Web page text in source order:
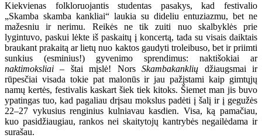
Kiekvienas folkloruojantis studentas pasakys, kad festivalio
„Skamba skamba kankliai“ laukia su dideliu entuziazmu, bet ne
mažesniu ir nerimu. Reikės ne tik zuiti nuo skalbyklės prie
lygintuvo, paskui lėkte iš paskaitų į koncertą, tada su visais daiktais
braukant prakaitą ar lietų nuo kaktos gaudyti troleibuso, bet ir priimti
sunkius (esminius!) gyvenimo sprendimus: naktišokiai ar
naktimoksliai– štai mįslė! NorsSkambakanklių džiaugsmai ir
rūpesčiai visada tokie pat malonūs ir jau pažįstami kaip gimtųjų
namų kertės, festivalis kaskart šiek tiek kitoks. Šiemet man jis buvo
ypatingas tuo, kad pagaliau drįsau mokslus padėti į šalį ir į gegužės
22–27 vykusius renginius kulniavau kasdien. Visa, ką pamačiau,
kuo pasidžiaugiau, rankos nei skaitytojų kantrybės negailėdama ir
surašau.